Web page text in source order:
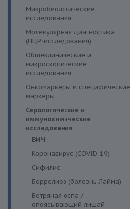
Гормоны и их метаболиты в
крови
Скрининговые исследования
Маркёры воспаления и
Маркёры риска сердечно-
сосудистых заболеваний
Минеральный обмен
Обмен белков
Обмен железа
Углеводный обмен
Ферменты
Иммуномодуляторы
Микробиологические
исследования
Молекулярная диагностика
(ПЦР-исследования)
Аденовирусная инфекция
Анализ микробиоценоза
влагалища
Вирусы герпеса 6,7,8 типов
Гепатит G
Гонорея
Лептоспироз
Моноцитарный эрлихиоз
Папилломавирусная инфекция
Парвовирус
Общеклинические и
микроскопические
исследования
Кал
Кровь
Мокрота
Моча
Микроскопические
исследования
Онкомаркеры и специфические
маркеры
Онкомаркеры
Специфические маркеры
Серологические и
иммунохимические
исследования
ВИЧ
Коронавирус (COVID-19)
Сифилис
Боррелиоз (болезнь Лайма)
Ветряная оспа /
опоясывающий лишай